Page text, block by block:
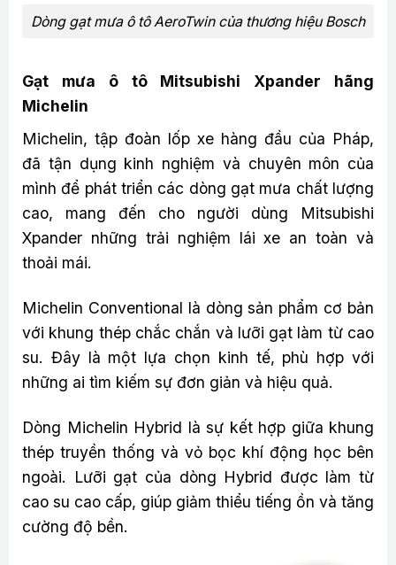
Dòng gạt mưa ô tô AeroTwin của thương hiệu Bosch
Gạt mưa ô tô Mitsubishi Xpander hãng
Michelin
Michelin, tập đoàn lốp xe hàng đầu của Pháp,
đã tận dụng kinh nghiệm và chuyên môn của
mình để phát triển các dòng gạt mưa chất lượng
cao, mang đến cho người dùng Mitsubishi
Xpander những trải nghiệm lái xe an toàn và
thoải mái.
Michelin Conventional là dòng sản phẩm cơ bản
với khung thép chắc chắn và lưỡi gạt làm từ cao
su. Đây là một lựa chọn kinh tế, phù hợp với
những ai tìm kiếm sự đơn giản và hiệu quả.
Dòng Michelin Hybrid là sự kết hợp giữa khung
thép truyền thống và vỏ bọc khí động học bên
ngoài. Lưỡi gạt của dòng Hybrid được làm từ
cao su cao cấp, giúp giảm thiểu tiếng ồn và tăng
cường độ bền.